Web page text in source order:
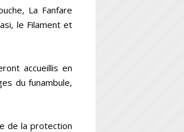
La Fanfare
le Filament et
accueillis en
du funambule,
de la protection